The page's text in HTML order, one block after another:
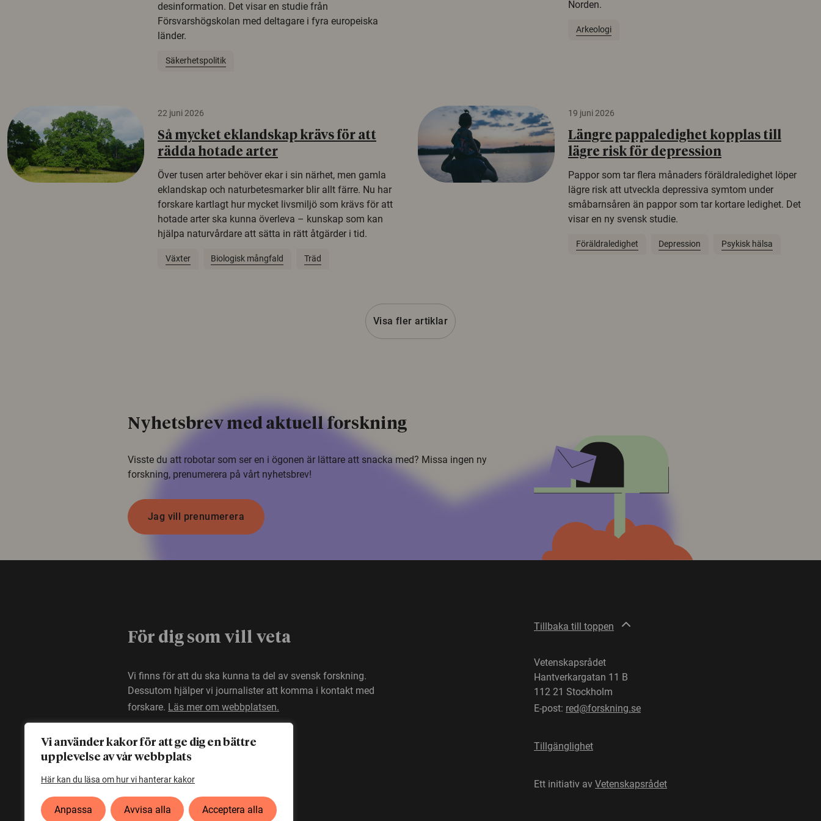
Vi använder kakor för att ge dig en bättre
upplevelse av vår webbplats
Här kan du läsa om hur vi hanterar kakor
Anpassa Avvisa alla Acceptera alla
desinformation. Det visar en studie från
Försvarshögskolan med deltagare i fyra europeiska
länder.
Säkerhetspolitik
Norden.
Arkeologi
22 juni 2026
Så mycket eklandskap krävs för att
rädda hotade arter
Över tusen arter behöver ekar i sin närhet, men gamla
eklandskap och naturbetesmarker blir allt färre. Nu har
forskare kartlagt hur mycket livsmiljö som krävs för att
hotade arter ska kunna överleva – kunskap som kan
hjälpa naturvårdare att sätta in rätt åtgärder i tid.
Växter Biologisk mångfald Träd
19 juni 2026
Längre pappaledighet kopplas till
lägre risk för depression
Pappor som tar flera månaders föräldraledighet löper
lägre risk att utveckla depressiva symtom under
småbarnsåren än pappor som tar kortare ledighet. Det
visar en ny svensk studie.
Föräldraledighet Depression Psykisk hälsa
Visa fler artiklar
Nyhetsbrev med aktuell forskning
Visste du att robotar som ser en i ögonen är lättare att snacka med? Missa ingen ny
forskning, prenumerera på vårt nyhetsbrev!
Jag vill prenumerera
För dig som vill veta
Vi finns för att du ska kunna ta del av svensk forskning.
Dessutom hjälper vi journalister att komma i kontakt med
forskare. Läs mer om webbplatsen.
Tillbaka till toppen
Vetenskapsrådet
Hantverkargatan 11 B
112 21 Stockholm
E-post: red@forskning.se
Tillgänglighet
Ett initiativ av Vetenskapsrådet